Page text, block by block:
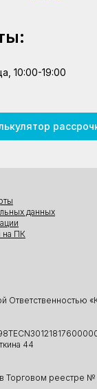
10:00-19:00
Ответственностью
44
Торговом реестре
данных
на ПК